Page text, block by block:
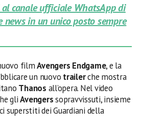
canale ufficiale WhatsApp di
news in un unico posto sempre
filmAvengers Endgame, e la
un nuovo trailerche mostra
Thanos all’opera. Nel video
gliAvengerssopravvissuti, insieme
superstiti dei Guardiani della